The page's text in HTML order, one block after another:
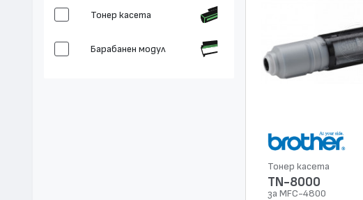
Тонер касета
Барабанен модул
Тонер касета
TN-8000
за MFC-4800